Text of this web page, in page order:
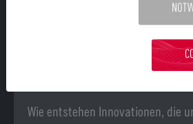
EU Innovation Valley
Wie entstehen Innovationen, die